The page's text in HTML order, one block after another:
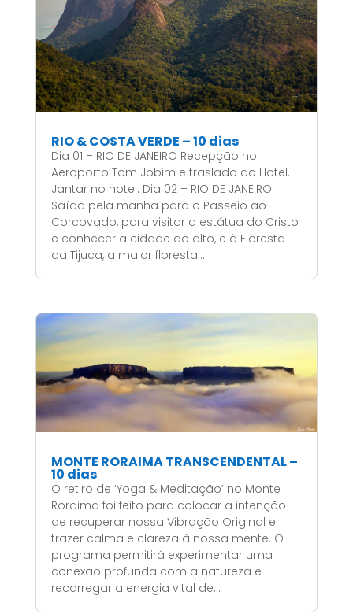
RIO & COSTA VERDE – 10 dias
Dia 01 – RIO DE JANEIRO Recepção no
Aeroporto Tom Jobim e traslado ao Hotel.
Jantar no hotel. Dia 02 – RIO DE JANEIRO
Saída pela manhã para o Passeio ao
Corcovado, para visitar a estátua do Cristo
e conhecer a cidade do alto, e à Floresta
da Tijuca, a maior floresta...
MONTE RORAIMA TRANSCENDENTAL –
10 dias
O retiro de ‘Yoga & Meditação’ no Monte
Roraima foi feito para colocar a intenção
de recuperar nossa Vibração Original e
trazer calma e clareza à nossa mente. O
programa permitirá experimentar uma
conexão profunda com a natureza e
recarregar a energia vital de...